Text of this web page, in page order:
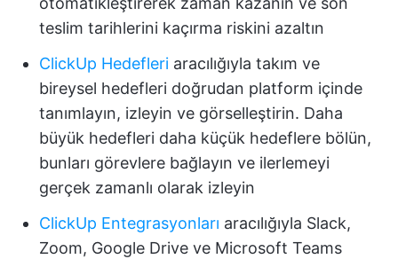
teslim tarihlerini kaçırma riskini azaltın
ClickUp Hedefleri aracılığıyla takım ve
bireysel hedefleri doğrudan platform içinde
tanımlayın, izleyin ve görselleştirin. Daha
büyük hedefleri daha küçük hedeflere bölün,
bunları görevlere bağlayın ve ilerlemeyi
gerçek zamanlı olarak izleyin
ClickUp Entegrasyonları aracılığıyla Slack,
Zoom, Google Drive ve Microsoft Teams